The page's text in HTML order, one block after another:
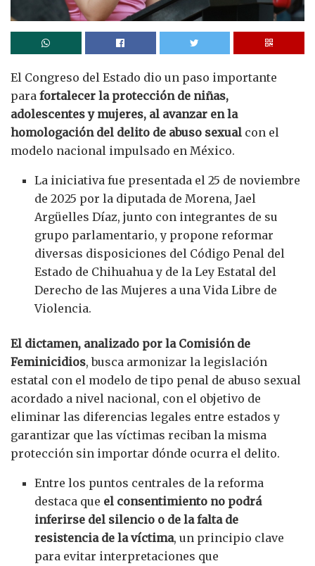
El Congreso del Estado dio un paso importante
para fortalecer la protección de niñas,
adolescentes y mujeres, al avanzar en la
homologación del delito de abuso sexual con el
modelo nacional impulsado en México.
La iniciativa fue presentada el 25 de noviembre
de 2025 por la diputada de Morena, Jael
Argüelles Díaz, junto con integrantes de su
grupo parlamentario, y propone reformar
diversas disposiciones del Código Penal del
Estado de Chihuahua y de la Ley Estatal del
Derecho de las Mujeres a una Vida Libre de
Violencia.
El dictamen, analizado por la Comisión de
Feminicidios, busca armonizar la legislación
estatal con el modelo de tipo penal de abuso sexual
acordado a nivel nacional, con el objetivo de
eliminar las diferencias legales entre estados y
garantizar que las víctimas reciban la misma
protección sin importar dónde ocurra el delito.
Entre los puntos centrales de la reforma
destaca que el consentimiento no podrá
inferirse del silencio o de la falta de
resistencia de la víctima, un principio clave
para evitar interpretaciones que